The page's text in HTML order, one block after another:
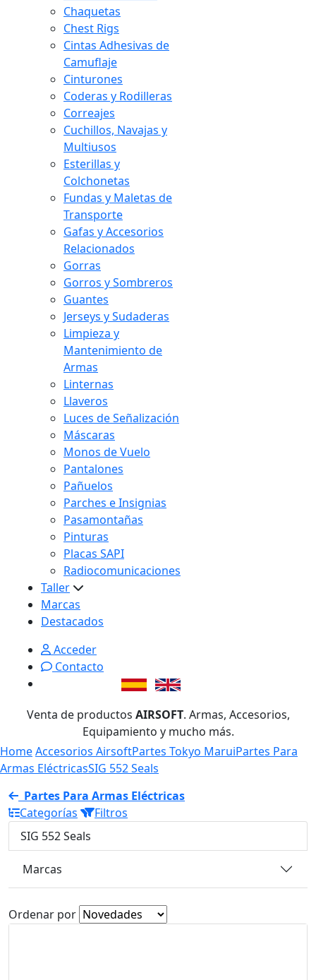
Chaquetas
Chest Rigs
Cintas Adhesivas de
Camuflaje
Cinturones
Coderas y Rodilleras
Correajes
Cuchillos, Navajas y
Multiusos
Esterillas y
Colchonetas
Fundas y Maletas de
Transporte
Gafas y Accesorios
Relacionados
Gorras
Gorros y Sombreros
Guantes
Jerseys y Sudaderas
Limpieza y
Mantenimiento de
Armas
Linternas
Llaveros
Luces de Señalización
Máscaras
Monos de Vuelo
Pantalones
Pañuelos
Parches e Insignias
Pasamontañas
Pinturas
Placas SAPI
Radiocomunicaciones
Taller
Marcas
Destacados
Acceder
Contacto
Venta de productos AIRSOFT. Armas, Accesorios,
Equipamiento y mucho más.
HomeAccesorios AirsoftPartes Tokyo MaruiPartes Para
Armas EléctricasSIG 552 Seals
Partes Para Armas Eléctricas
Categorías
Filtros
SIG 552 Seals
Marcas
Ordenar por